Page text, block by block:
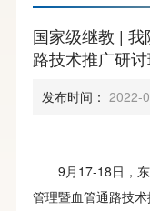
国家级继教 |
路技术推广研
发布时间： 2022-
9月17-18日，
管理暨血管通路技